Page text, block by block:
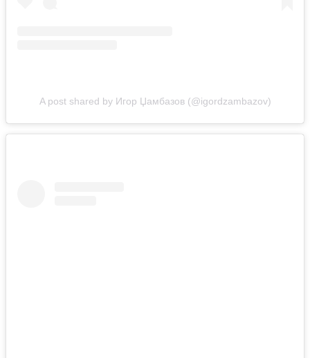
A post shared by Игор Џамбазов (@igordzambazov)